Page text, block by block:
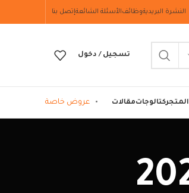
النشرة البريديةوظائفالأسئلة الشائعةإتصل بنا
تسجيل / دخول
المتجركتالوجاتمقالات عروض خاصة